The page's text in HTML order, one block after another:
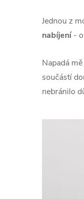
Jednou z
nabíjení- o
Napadá
součástí
nebránilo